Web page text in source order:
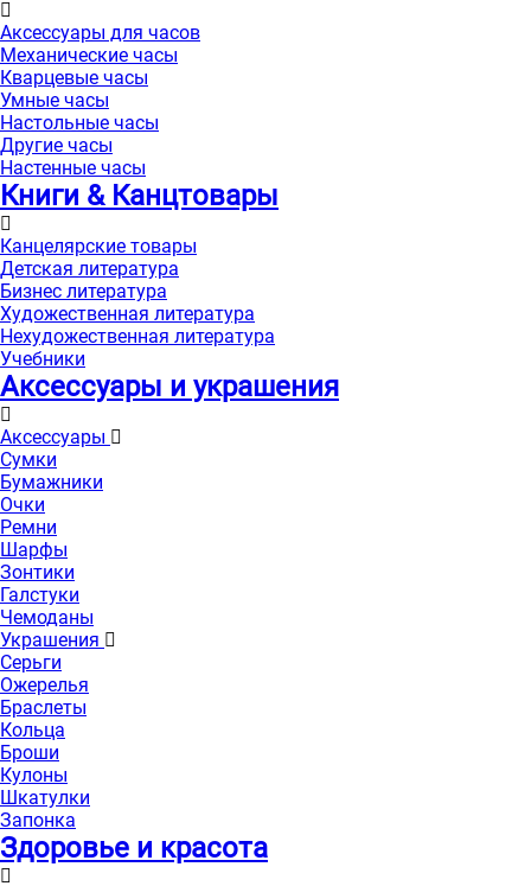
Аксессуары для часов
Механические часы
Кварцевые часы
Умные часы
Настольные часы
Другие часы
Настенные часы
Книги & Канцтовары
Канцелярские товары
Детская литература
Бизнес литература
Художественная литература
Нехудожественная литература
Учебники
Аксессуары и украшения
Аксессуары
Сумки
Бумажники
Очки
Ремни
Шарфы
Зонтики
Галстуки
Чемоданы
Украшения
Серьги
Ожерелья
Браслеты
Кольца
Броши
Кулоны
Шкатулки
Запонка
Здоровье и красота